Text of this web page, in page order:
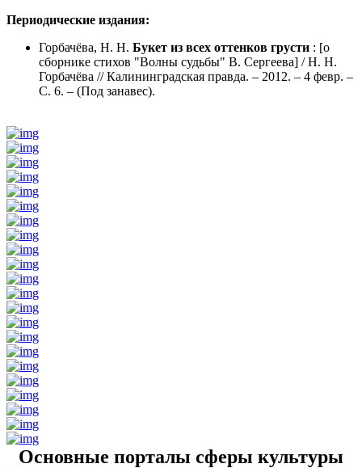
Периодические издания:
Горбачёва, Н. Н. Букет из всех оттенков грусти : [о
сборнике стихов "Волны судьбы" В. Сергеева] / Н. Н.
Горбачёва // Калининградская правда. – 2012. – 4 февр. –
С. 6. – (Под занавес).
Основные порталы сферы культуры